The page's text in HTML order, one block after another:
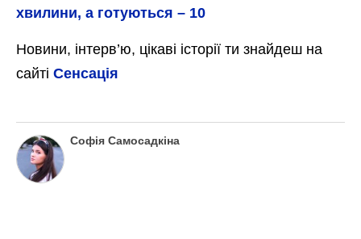
хвилини, а готуються – 10
Новини, інтерв’ю, цікаві історії ти знайдеш на
сайті Сенсація
Софія Самосадкіна